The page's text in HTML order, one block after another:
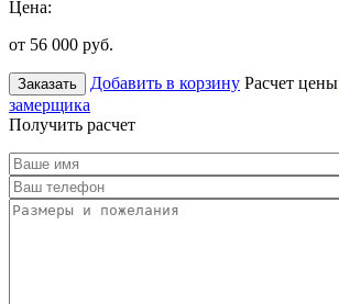
Цена:
от 56 000 руб.
Заказать Добавить в корзину Расчет цены
замерщика
Получить расчет